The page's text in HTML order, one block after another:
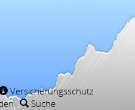
Versicherungsschutz
Suche